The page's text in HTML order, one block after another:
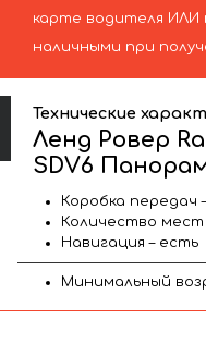
карте водителя ИЛИ
наличными при
Технические
Ленд Ровер
SDV6
Коробка передач
Количество мест
Навигация – есть
Минимальный